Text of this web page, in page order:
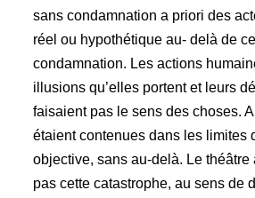
sans condamnation a priori des
réel ou hypothétique au- delà de
condamnation. Les actions
illusions qu’elles portent et leurs
faisaient pas le sens des choses.
étaient contenues dans les limites
objective, sans au-delà. Le
pas cette catastrophe, au sens de